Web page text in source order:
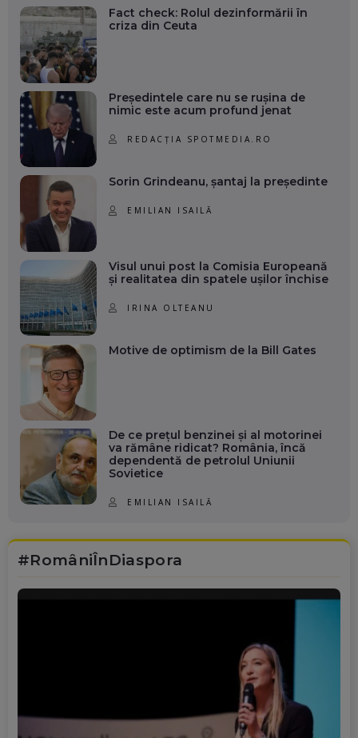
Fact check: Rolul dezinformării în
criza din Ceuta
Președintele care nu se rușina de
nimic este acum profund jenat
REDACȚIA SPOTMEDIA.RO
Sorin Grindeanu, șantaj la președinte
EMILIAN ISAILĂ
Visul unui post la Comisia Europeană
și realitatea din spatele ușilor închise
IRINA OLTEANU
Motive de optimism de la Bill Gates
De ce prețul benzinei și al motorinei
va rămâne ridicat? România, încă
dependentă de petrolul Uniunii
Sovietice
EMILIAN ISAILĂ
#RomâniÎnDiaspora